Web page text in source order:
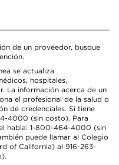
de un proveedor, busque
se actualiza
hospitales,
La información acerca de un
el profesional de la salud o
de credenciales. Si tiene
4000 (sin costo). Para
habla: 1-800-464-4000 (sin
puede llamar al Colegio
of California) al 916-263-